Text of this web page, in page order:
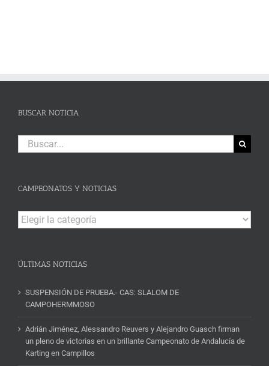
BUSCAR NOTICIA
Buscar:
CAMPEONATOS Y NOTICIAS
Campeonatos
y
ÚLTIMAS NOTICIAS
SUSPENSIÓN DE PRUEBA.- CAS: SLALOM DE
CAMPOHERMMOSO
Adrián Jiménez, Alessandro Reuvers y Alejandro Guasch firman
un pleno de victorias en un brillante Campeonato de Andalucía de
Karting en Campillos